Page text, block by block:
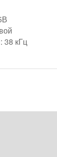
38 кГц